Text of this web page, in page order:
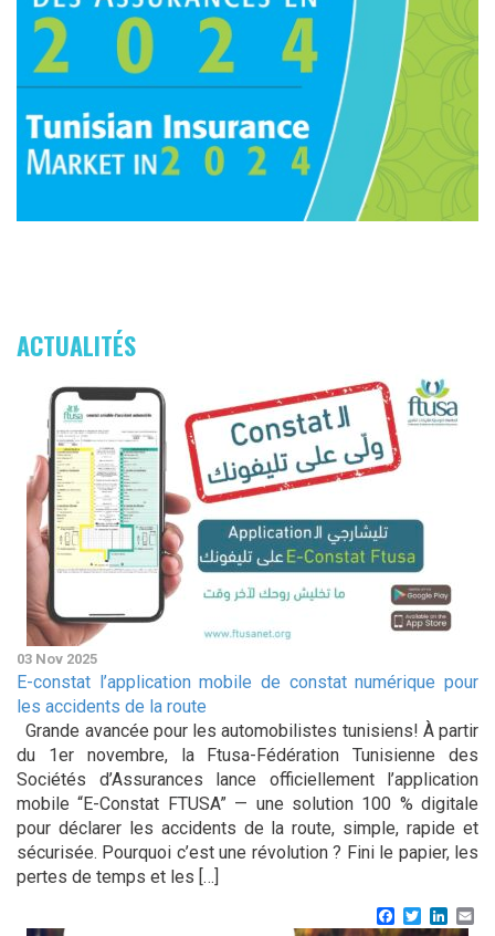
ACTUALITÉS
03 Nov 2025
E-constat l’application mobile de constat numérique pour
les accidents de la route
Grande avancée pour les automobilistes tunisiens! À partir
du 1er novembre, la Ftusa-Fédération Tunisienne des
Sociétés d’Assurances lance officiellement l’application
mobile “E-Constat FTUSA” — une solution 100 % digitale
pour déclarer les accidents de la route, simple, rapide et
sécurisée. Pourquoi c’est une révolution ? Fini le papier, les
pertes de temps et les […]
Facebook
Twitter